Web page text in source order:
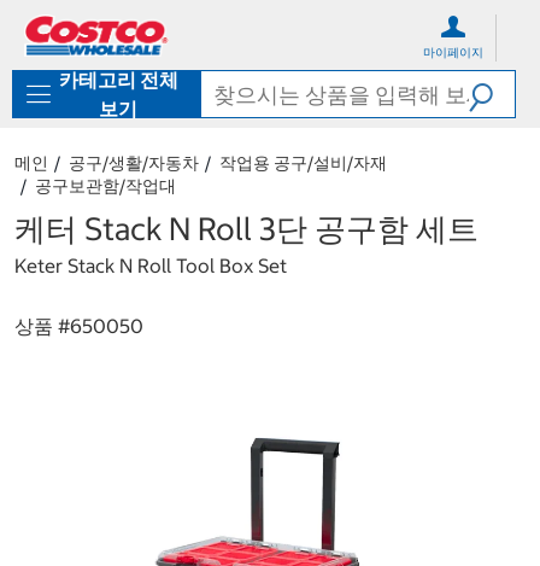
로
기
가
마이페이지
카테고리 전체
보기
메인 공구/생활/자동차
작업용 공구/설비/자재
공구보관함/작업대
케터 Stack N Roll 3단 공구함 세트
Keter Stack N Roll Tool Box Set
상품 #650050